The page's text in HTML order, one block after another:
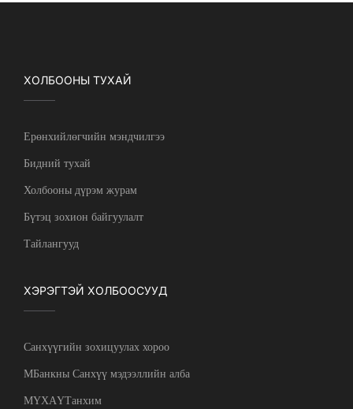
ХОЛБООНЫ ТУХАЙ
Ерөнхийлөгчийн мэндчилгээ
Бидний тухай
Холбооны дүрэм журам
Бүтэц зохион байгуулалт
Тайлангууд
ХЭРЭГТЭЙ ХОЛБООСУУД
Санхүүгийн зохицуулах хороо
МБанкны Санхүү мэдээллийн алба
МҮХАҮТанхим